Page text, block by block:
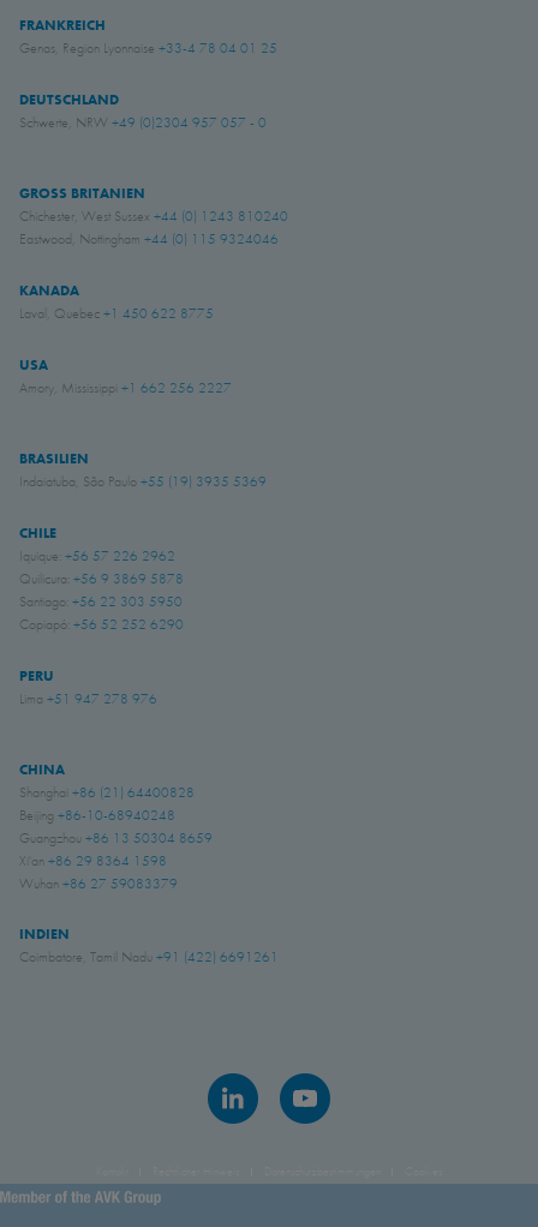
FRANKREICH
Genas, Region Lyonnaise +33-4 78 04 01 25
DEUTSCHLAND
Schwerte, NRW +49 (0)2304 957 057 - 0
GROSS BRITANIEN
Chichester, West Sussex +44 (0) 1243 810240
Eastwood, Nottingham +44 (0) 115 9324046
KANADA
Laval, Quebec+1 450 622 8775
USA
Amory, Mississippi +1 662 256 2227
BRASILIEN
Indaiatuba, São Paulo +55 (19) 3935 5369
CHILE
Iquique: +56 57 226 2962
Quilicura: +56 9 3869 5878
Santiago: +56 22 303 5950
Copiapó: +56 52 252 6290
PERU
Lima +51 947 278 976
CHINA
Shanghai +86 (21) 64400828
Beijing +86-10-68940248
Guangzhou +86 13 50304 8659
Xi'an +86 29 8364 1598
Wuhan +86 27 59083379
INDIEN
Coimbatore, Tamil Nadu +91 (422) 6691261